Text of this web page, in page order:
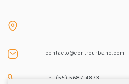
contacto@centrourbano.com
Tel (55) 5687-4873